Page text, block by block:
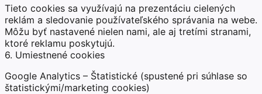
Tieto cookies sa využívajú na prezentáciu cielených
reklám a sledovanie používateľského správania na webe.
Môžu byť nastavené nielen nami, ale aj tretími stranami,
ktoré reklamu poskytujú.
6. Umiestnené cookies
Google Analytics – Štatistické (spustené pri súhlase so
štatistickými/marketing cookies)